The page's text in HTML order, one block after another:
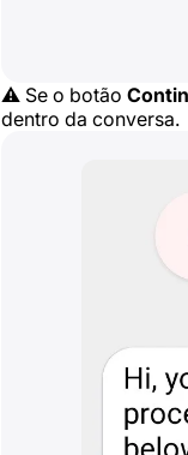
⚠️ Se o botão
dentro da conversa.